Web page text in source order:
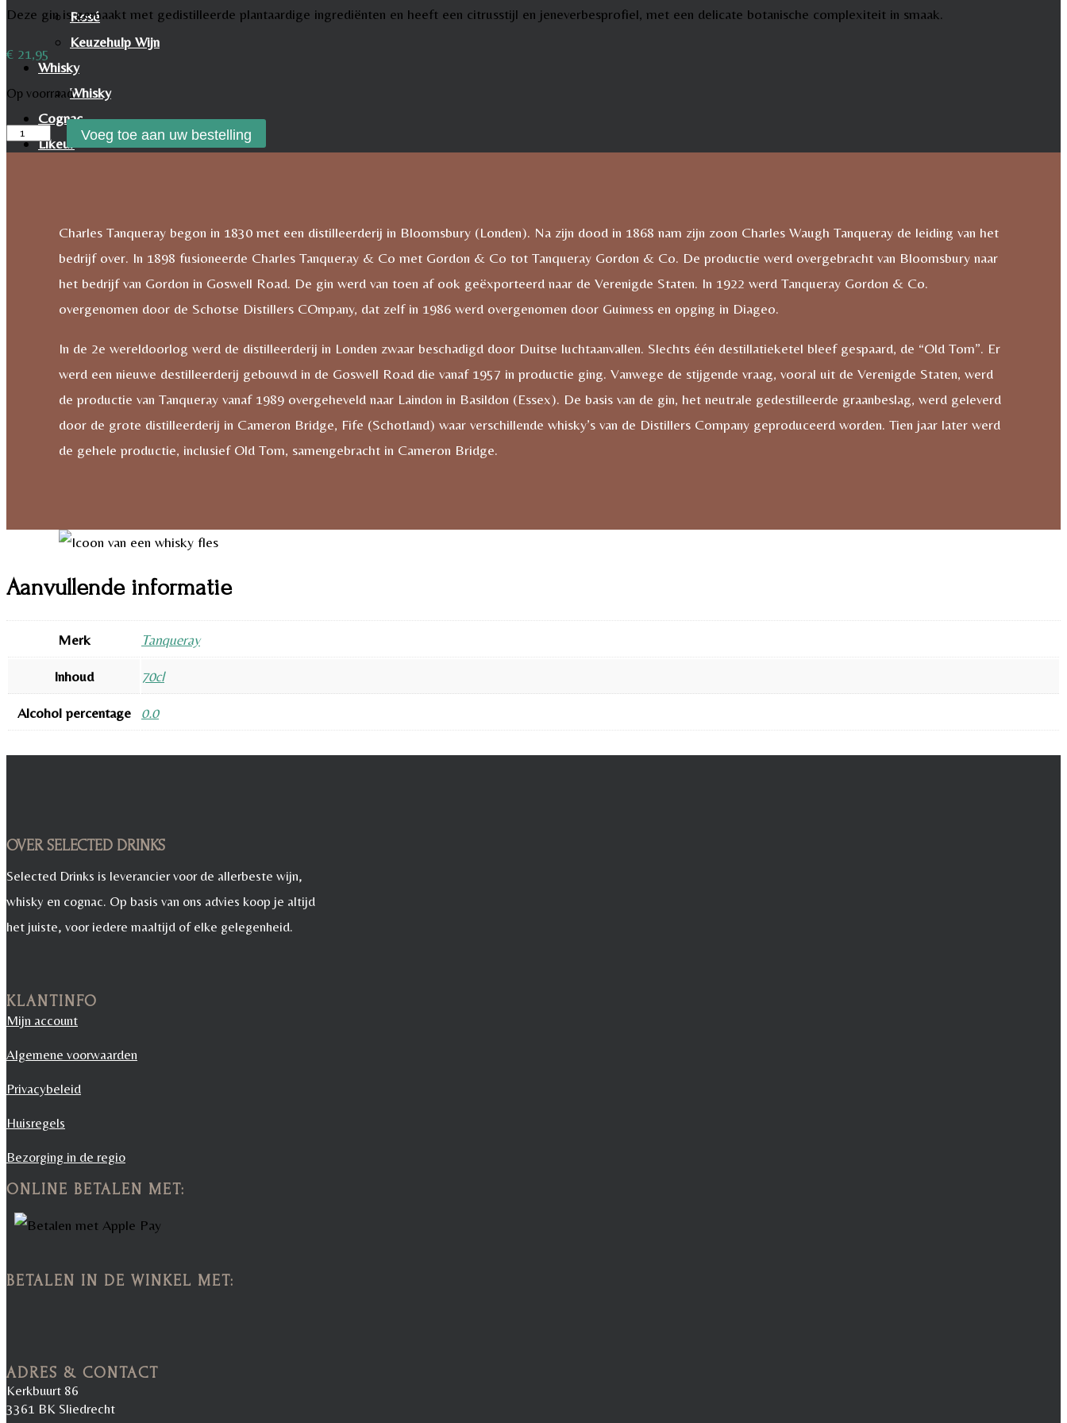
Rosé
Keuzehulp Wijn
Whisky
Whisky
Cognac
Likeur
Wijnproeverij Agenda
Nieuwsbrief
Mijn account
Inhoud Winkelwagen
Deze gin is gemaakt met gedistilleerde plantaardige ingrediënten en heeft een citrusstijl en jeneverbesprofiel, met een delicate botanische complexiteit in smaak.
€ 21,95
Op voorraad
Tanqueray
Alcohol
Voeg toe aan uw bestelling
Charles Tanqueray begon in 1830 met een distilleerderij in Bloomsbury (Londen). Na zijn dood in 1868 nam zijn zoon Charles Waugh Tanqueray de leiding van het
bedrijf over. In 1898 fusioneerde Charles Tanqueray & Co met Gordon & Co tot Tanqueray Gordon & Co. De productie werd overgebracht van Bloomsbury naar
het bedrijf van Gordon in Goswell Road. De gin werd van toen af ook geëxporteerd naar de Verenigde Staten. In 1922 werd Tanqueray Gordon & Co.
overgenomen door de Schotse Distillers COmpany, dat zelf in 1986 werd overgenomen door Guinness en opging in Diageo.
In de 2e wereldoorlog werd de distilleerderij in Londen zwaar beschadigd door Duitse luchtaanvallen. Slechts één destillatieketel bleef gespaard, de “Old Tom”. Er
werd een nieuwe destilleerderij gebouwd in de Goswell Road die vanaf 1957 in productie ging. Vanwege de stijgende vraag, vooral uit de Verenigde Staten, werd
de productie van Tanqueray vanaf 1989 overgeheveld naar Laindon in Basildon (Essex). De basis van de gin, het neutrale gedestilleerde graanbeslag, werd geleverd
door de grote distilleerderij in Cameron Bridge, Fife (Schotland) waar verschillende whisky’s van de Distillers Company geproduceerd worden. Tien jaar later werd
de gehele productie, inclusief Old Tom, samengebracht in Cameron Bridge.
Aanvullende informatie
Merk Tanqueray
Inhoud 70cl
Alcohol percentage 0.0
OVER SELECTED DRINKS
Selected Drinks is leverancier voor de allerbeste wijn,
whisky en cognac. Op basis van ons advies koop je altijd
het juiste, voor iedere maaltijd of elke gelegenheid.
KLANTINFO
Mijn account
Algemene voorwaarden
Privacybeleid
Huisregels
Bezorging in de regio
ONLINE BETALEN MET:
BETALEN IN DE WINKEL MET:
ADRES & CONTACT
Kerkbuurt 86
3361 BK Sliedrecht